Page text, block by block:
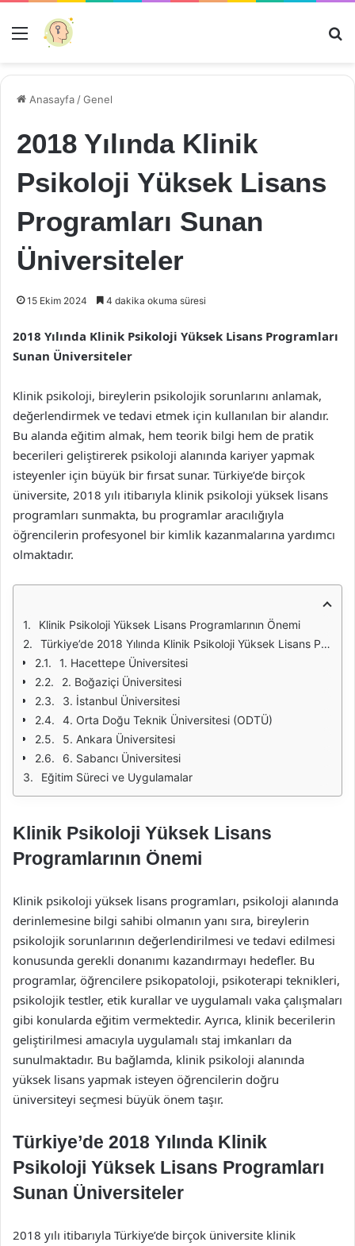
Menü
Anasayfa /Genel
2018 Yılında Klinik
Psikoloji Yüksek Lisans
Programları Sunan
Üniversiteler
15 Ekim 2024 4 dakika okuma süresi
2018 Yılında Klinik Psikoloji Yüksek Lisans Programları
Sunan Üniversiteler
Klinik psikoloji, bireylerin psikolojik sorunlarını anlamak,
değerlendirmek ve tedavi etmek için kullanılan bir alandır.
Bu alanda eğitim almak, hem teorik bilgi hem de pratik
becerileri geliştirerek psikoloji alanında kariyer yapmak
isteyenler için büyük bir fırsat sunar. Türkiye’de birçok
üniversite, 2018 yılı itibarıyla klinik psikoloji yüksek lisans
programları sunmakta, bu programlar aracılığıyla
öğrencilerin profesyonel bir kimlik kazanmalarına yardımcı
olmaktadır.
Klinik Psikoloji Yüksek Lisans Programlarının Önemi
Türkiye’de 2018 Yılında Klinik Psikoloji Yüksek Lisans Programları Sunan Üniversiteler
1. Hacettepe Üniversitesi
2. Boğaziçi Üniversitesi
3. İstanbul Üniversitesi
4. Orta Doğu Teknik Üniversitesi (ODTÜ)
5. Ankara Üniversitesi
6. Sabancı Üniversitesi
Eğitim Süreci ve Uygulamalar
Klinik Psikoloji Yüksek Lisans
Programlarının Önemi
Klinik psikoloji yüksek lisans programları, psikoloji alanında
derinlemesine bilgi sahibi olmanın yanı sıra, bireylerin
psikolojik sorunlarının değerlendirilmesi ve tedavi edilmesi
konusunda gerekli donanımı kazandırmayı hedefler. Bu
programlar, öğrencilere psikopatoloji, psikoterapi teknikleri,
psikolojik testler, etik kurallar ve uygulamalı vaka çalışmaları
gibi konularda eğitim vermektedir. Ayrıca, klinik becerilerin
geliştirilmesi amacıyla uygulamalı staj imkanları da
sunulmaktadır. Bu bağlamda, klinik psikoloji alanında
yüksek lisans yapmak isteyen öğrencilerin doğru
üniversiteyi seçmesi büyük önem taşır.
Türkiye’de 2018 Yılında Klinik
Psikoloji Yüksek Lisans Programları
Sunan Üniversiteler
2018 yılı itibarıyla Türkiye’de birçok üniversite klinik